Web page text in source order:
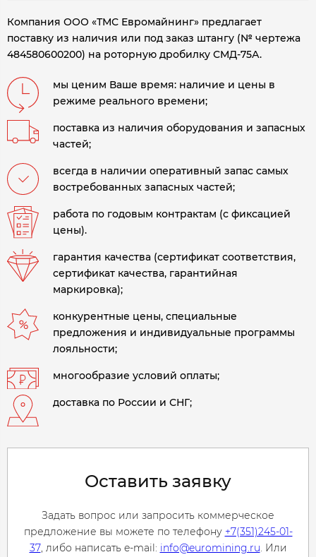
Компания ООО «ТМС Евромайнинг» предлагает
поставку из наличия или под заказ штангу (№ чертежа
484580600200) на роторную дробилку СМД-75А.
мы ценим Ваше время: наличие и цены в
режиме реального времени;
поставка из наличия оборудования и запасных
частей;
всегда в наличии оперативный запас самых
востребованных запасных частей;
работа по годовым контрактам (с фиксацией
цены).
гарантия качества (сертификат соответствия,
сертификат качества, гарантийная
маркировка);
конкурентные цены, специальные
предложения и индивидуальные программы
лояльности;
многообразие условий оплаты;
доставка по России и СНГ;
Оставить заявку
Задать вопрос или запросить коммерческое
предложение вы можете по телефону +7(351)245-01-
37, либо написать e-mail: info@euromining.ru. Или